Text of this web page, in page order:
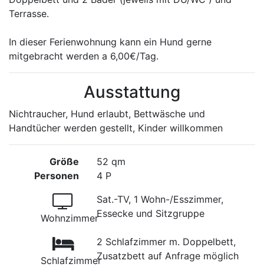
Terrasse.
In dieser Ferienwohnung kann ein Hund gerne
mitgebracht werden a 6,00€/Tag.
Ausstattung
Nichtraucher, Hund erlaubt, Bettwäsche und
Handtücher werden gestellt, Kinder willkommen
Größe
Personen
52 qm
4 P
Wohnzimmer
Sat.-TV, 1 Wohn-/Esszimmer,
Essecke und Sitzgruppe
Schlafzimmer
2 Schlafzimmer m. Doppelbett,
Zusatzbett auf Anfrage möglich